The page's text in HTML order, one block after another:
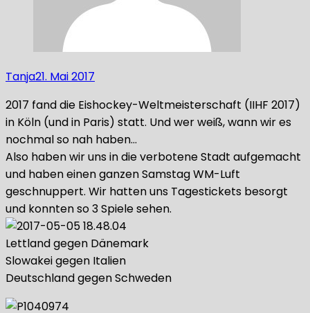
Tanja21. Mai 2017
2017 fand die Eishockey-Weltmeisterschaft (IIHF 2017)
in Köln (und in Paris) statt. Und wer weiß, wann wir es
nochmal so nah haben…
Also haben wir uns in die verbotene Stadt aufgemacht
und haben einen ganzen Samstag WM-Luft
geschnuppert. Wir hatten uns Tagestickets besorgt
und konnten so 3 Spiele sehen.
Lettland gegen Dänemark
Slowakei gegen Italien
Deutschland gegen Schweden